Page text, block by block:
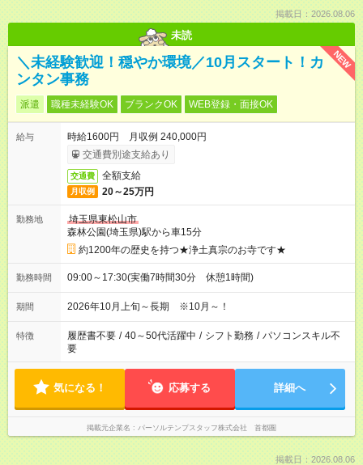
掲載日：2026.08.06
未読
NEW
＼未経験歓迎！穏やか環境／10月スタート！カ
ンタン事務
派遣 職種未経験OK ブランクOK WEB登録・面接OK
給与
時給1600円 月収例 240,000円
交通費別途支給あり
交通費 全額支給
月収例 20～25万円
勤務地
埼玉県東松山市
森林公園(埼玉県)駅から車15分
約1200年の歴史を持つ★浄土真宗のお寺です★
勤務時間 09:00～17:30(実働7時間30分 休憩1時間)
期間 2026年10月上旬～長期 ※10月～！
特徴 履歴書不要 / 40～50代活躍中 / シフト勤務 / パソコンスキル不
要
気になる！ 応募する 詳細へ
掲載元企業名 パーソルテンプスタッフ株式会社 首都圏
掲載日：2026.08.06